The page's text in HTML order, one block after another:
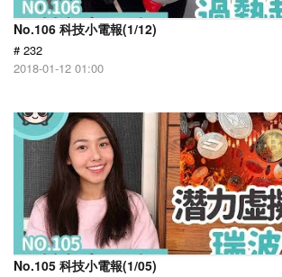
No.106 科技小電報(1/12)
# 232
2018-01-12 01:00
No.105 科技小電報(1/05)